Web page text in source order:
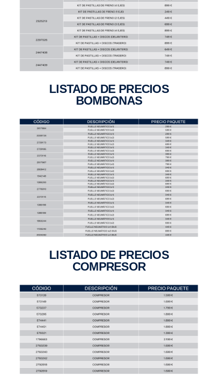
LISTADO DE PRECIOS
BOMBONAS
LISTADO DE PRECIOS
COMPRESOR